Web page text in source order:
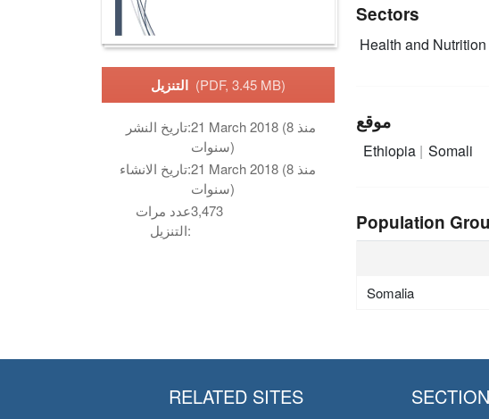
(PDF, 3.45 MB)
تاريخ النشر:21 March 2018 (منذ 8
سنوات)
تاريخ الانشاء:21 March 2018 (منذ 8
سنوات)
عدد مرات
التنزيل:
3,473
Sectors
Health and Nutrition
موقع
Ethiopia Somali
Population
Somalia
RELATED SITES